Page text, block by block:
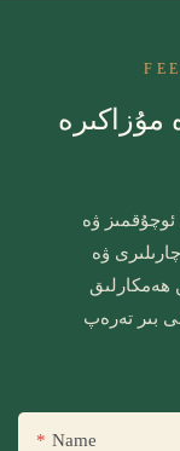
مۇزاكىرە
ئوچۇقمىز ۋە
ۋە
ھەمكارلىق
بىر تەرەپ
Name